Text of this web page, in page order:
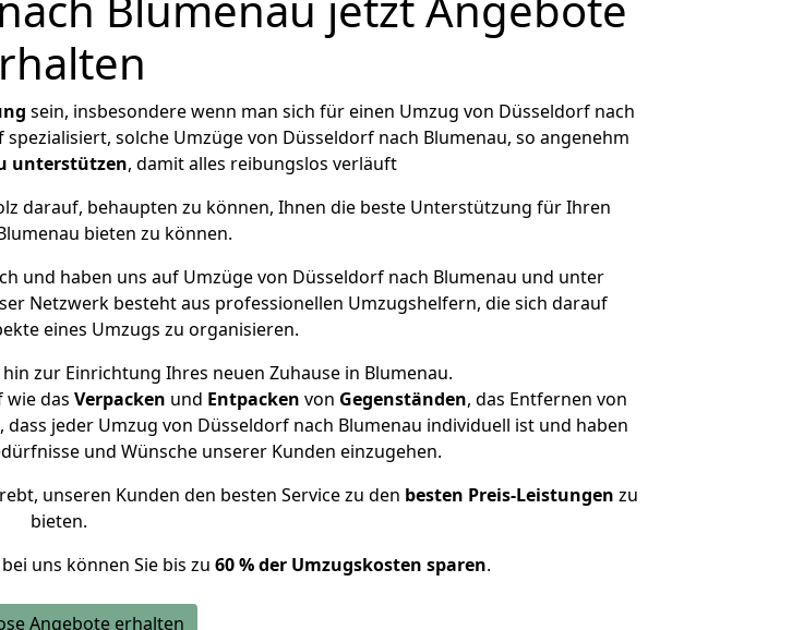
sein, insbesondere wenn man sich für einen Umzug von Düsseldorf nach
solche Umzüge von Düsseldorf nach Blumenau, so angenehm
unterstützen, damit alles reibungslos verläuft
darauf, behaupten zu können, Ihnen die beste Unterstützung für Ihren
bieten zu können.
und haben uns auf Umzüge von Düsseldorf nach Blumenau und unter
Netzwerk besteht aus professionellen Umzugshelfern, die sich darauf
eines Umzugs zu organisieren.
zur Einrichtung Ihres neuen Zuhause in Blumenau.
wie das Verpacken und Entpacken von Gegenständen, das Entfernen von
jeder Umzug von Düsseldorf nach Blumenau individuell ist und haben
und Wünsche unserer Kunden einzugehen.
unseren Kunden den besten Service zu den besten Preis-Leistungen zu
bieten.
uns können Sie bis zu 60 % der Umzugskosten sparen.
Angebote erhalten